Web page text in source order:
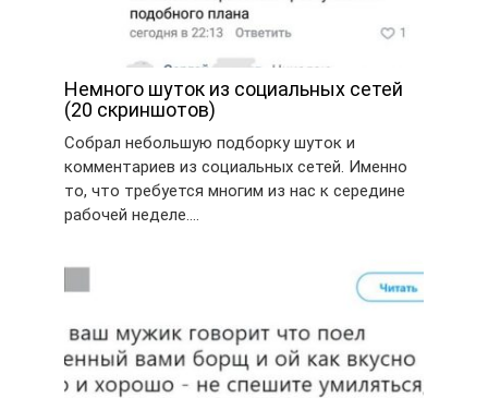
Немного шуток из социальных сетей
(20 скриншотов)
Собрал небольшую подборку шуток и
комментариев из социальных сетей. Именно
то, что требуется многим из нас к середине
рабочей неделе….